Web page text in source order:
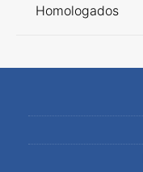
Homologados